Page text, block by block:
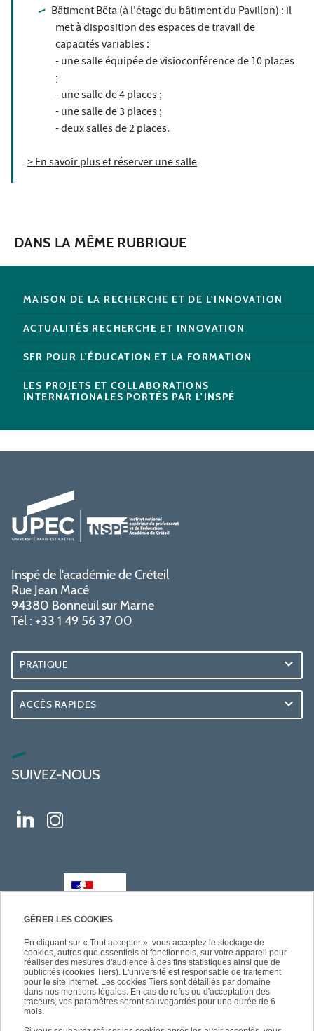
GÉRER LES COOKIES
En cliquant sur « Tout accepter », vous acceptez le stockage de
cookies, autres que essentiels et fonctionnels, sur votre appareil pour
réaliser des mesures d'audience à des fins statistiques ainsi que de
publicités (cookies Tiers). L'université est responsable de traitement
pour le site Internet. Les cookies Tiers sont détaillés par domaine
dans nos mentions légales. En cas de refus ou d'acceptation des
traceurs, vos paramètres seront sauvegardés pour une durée de 6
mois.
Bâtiment Bêta (à l'étage du bâtiment du Pavillon) : il
met à disposition des espaces de travail de
capacités variables :
- une salle équipée de visioconférence de 10 places
;
- une salle de 4 places ;
- une salle de 3 places ;
- deux salles de 2 places.
> En savoir plus et réserver une salle
DANS LA MÊME RUBRIQUE
MAISON DE LA RECHERCHE ET DE L'INNOVATION
ACTUALITÉS RECHERCHE ET INNOVATION
SFR POUR L'ÉDUCATION ET LA FORMATION
LES PROJETS ET COLLABORATIONS
INTERNATIONALES PORTÉS PAR L'INSPÉ
Inspé de l'académie de Créteil
Rue Jean Macé
94380 Bonneuil sur Marne
Tél : +33 1 49 56 37 00
PRATIQUE
ACCÈS RAPIDES
SUIVEZ-NOUS